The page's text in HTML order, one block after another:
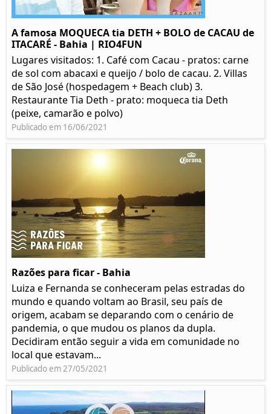
A famosa MOQUECA tia DETH + BOLO de CACAU de
ITACARÉ - Bahia | RIO4FUN
Lugares visitados: 1. Café com Cacau - pratos: carne
de sol com abacaxi e queijo / bolo de cacau. 2. Villas
de São José (hospedagem + Beach club) 3.
Restaurante Tia Deth - prato: moqueca tia Deth
(peixe, camarão e polvo)
Publicado em 16/06/2021
Razões para ficar - Bahia
Luiza e Fernanda se conheceram pelas estradas do
mundo e quando voltam ao Brasil, seu país de
origem, acabam se deparando com o cenário de
pandemia, o que mudou os planos da dupla.
Decidiram então seguir a vida em comunidade no
local que estavam...
Publicado em 27/05/2021